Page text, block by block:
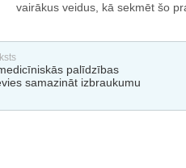
vairākus veidus, kā sekmēt šo
palīdzības
samazināt izbraukumu